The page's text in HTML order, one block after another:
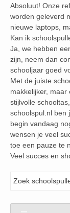
Absoluut! Onze
worden geleverd
nieuwe laptops,
Kan ik
Ja, we hebben
zijn, neem dan
schooljaar goed
Met de juiste
makkelijker,
stijlvolle
schoolspul.nl ben
begin vandaag
wensen je veel
toe een pauze te
Veel succes en
Zoeken